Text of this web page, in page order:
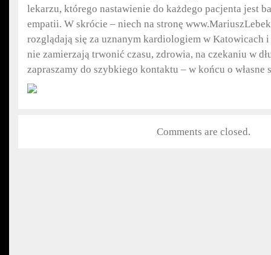
lekarzu, którego nastawienie do każdego pacjenta jest
empatii. W skrócie – niech na stronę
rozglądają się za uznanym kardiologiem w Katowicach
nie zamierzają trwonić czasu, zdrowia, na czekaniu w
zapraszamy do szybkiego kontaktu – w końcu o własne
Comments are closed.